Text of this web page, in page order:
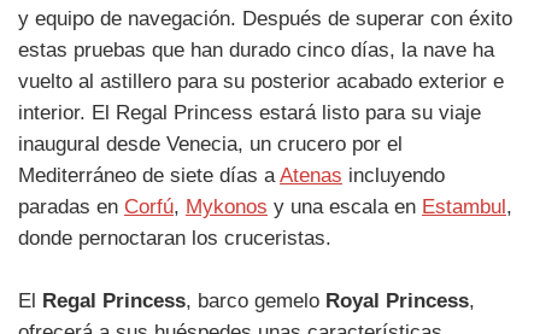
y equipo de navegación. Después de superar con éxito
estas pruebas que han durado cinco días, la nave ha
vuelto al astillero para su posterior acabado exterior e
interior. El Regal Princess estará listo para su viaje
inaugural desde Venecia, un crucero por el
Mediterráneo de siete días a Atenas incluyendo
paradas en Corfú, Mykonos y una escala en Estambul,
donde pernoctaran los cruceristas.
El Regal Princess, barco gemelo Royal Princess,